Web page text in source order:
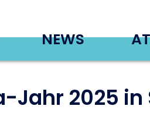
NEWS
Jahr 2025